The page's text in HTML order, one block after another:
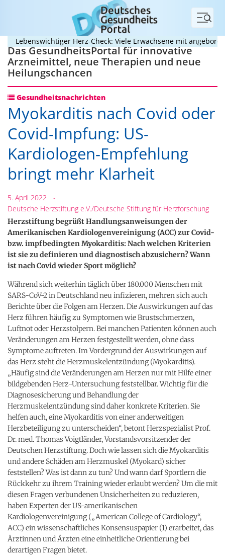
Menü
Herz-Check: Viele Erwachsene mit angeborenem
Das GesundheitsPortal für innovative
Arzneimittel, neue Therapien und neue
Heilungschancen
Gesundheitsnachrichten
Myokarditis nach Covid oder
Covid-Impfung: US-
Kardiologen-Empfehlung
bringt mehr Klarheit
5. April 2022
-
Deutsche Herzstiftung e.V./Deutsche Stiftung für Herzforschung
Herzstiftung begrüßt Handlungsanweisungen der
Amerikanischen Kardiologenvereinigung (ACC) zur Covid-
bzw. impfbedingten Myokarditis: Nach welchen Kriterien
ist sie zu definieren und diagnostisch abzusichern? Wann
ist nach Covid wieder Sport möglich?
Während sich weiterhin täglich über 180.000 Menschen mit
SARS-CoV-2 in Deutschland neu infizieren, mehren sich auch
Berichte über die Folgen am Herzen. Die Auswirkungen auf das
Herz führen häufig zu Symptomen wie Brustschmerzen,
Luftnot oder Herzstolpern. Bei manchen Patienten können auch
Veränderungen am Herzen festgestellt werden, ohne dass
Symptome auftreten. Im Vordergrund der Auswirkungen auf
das Herz steht die Herzmuskelentzündung (Myokarditis).
„Häufig sind die Veränderungen am Herzen nur mit Hilfe einer
bildgebenden Herz-Untersuchung feststellbar. Wichtig für die
Diagnosesicherung und Behandlung der
Herzmuskelentzündung sind daher konkrete Kriterien. Sie
helfen auch, eine Myokarditis von einer anderweitigen
Herzbeteiligung zu unterscheiden“, betont Herzspezialist Prof.
Dr. med. Thomas Voigtländer, Vorstandsvorsitzender der
Deutschen Herzstiftung. Doch wie lassen sich die Myokarditis
und andere Schäden am Herzmuskel (Myokard) sicher
feststellen? Was ist dann zu tun? Und wann darf Sportlern die
Rückkehr zu ihrem Training wieder erlaubt werden? Um die mit
diesen Fragen verbundenen Unsicherheiten zu reduzieren,
haben Experten der US-amerikanischen
Kardiologenvereinigung („American College of Cardiology“,
ACC) ein wissenschaftliches Konsensuspapier (1) erarbeitet, das
Ärztinnen und Ärzten eine einheitliche Orientierung bei
derartigen Fragen bietet.